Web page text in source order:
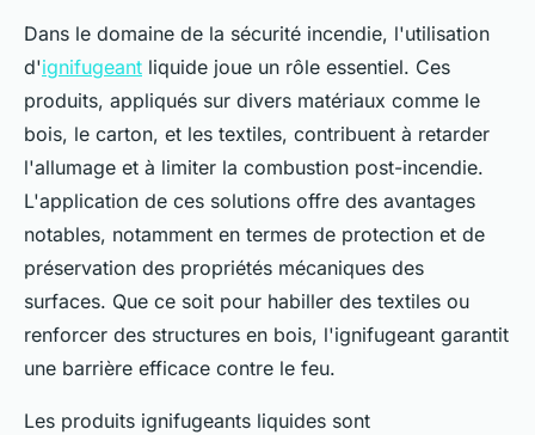
Dans le domaine de la sécurité incendie, l'utilisation
d'ignifugeant liquide joue un rôle essentiel. Ces
produits, appliqués sur divers matériaux comme le
bois, le carton, et les textiles, contribuent à retarder
l'allumage et à limiter la combustion post-incendie.
L'application de ces solutions offre des avantages
notables, notamment en termes de protection et de
préservation des propriétés mécaniques des
surfaces. Que ce soit pour habiller des textiles ou
renforcer des structures en bois, l'ignifugeant garantit
une barrière efficace contre le feu.
Les produits ignifugeants liquides sont